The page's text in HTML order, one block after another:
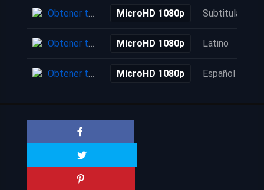
Obtener torrent MicroHD 1080p Subtitulada
Obtener torrent MicroHD 1080p Latino
Obtener torrent MicroHD 1080p Español